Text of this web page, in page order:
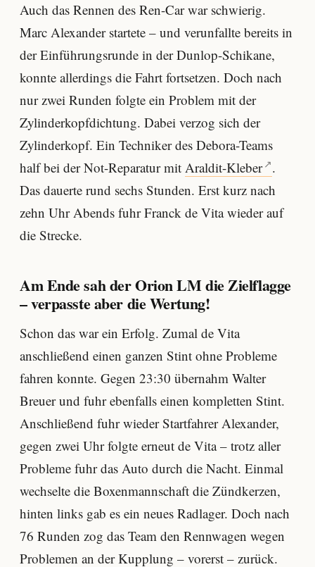
Auch das Rennen des Ren-Car war schwierig.
Marc Alexander startete – und verunfallte bereits in
der Einführungsrunde in der Dunlop-Schikane,
konnte allerdings die Fahrt fortsetzen. Doch nach
nur zwei Runden folgte ein Problem mit der
Zylinderkopfdichtung. Dabei verzog sich der
Zylinderkopf. Ein Techniker des Debora-Teams
half bei der Not-Reparatur mit Araldit-Kleber .
Das dauerte rund sechs Stunden. Erst kurz nach
zehn Uhr Abends fuhr Franck de Vita wieder auf
die Strecke.
Am Ende sah der Orion LM die Zielflagge
– verpasste aber die Wertung!
Schon das war ein Erfolg. Zumal de Vita
anschließend einen ganzen Stint ohne Probleme
fahren konnte. Gegen 23:30 übernahm Walter
Breuer und fuhr ebenfalls einen kompletten Stint.
Anschließend fuhr wieder Startfahrer Alexander,
gegen zwei Uhr folgte erneut de Vita – trotz aller
Probleme fuhr das Auto durch die Nacht. Einmal
wechselte die Boxenmannschaft die Zündkerzen,
hinten links gab es ein neues Radlager. Doch nach
76 Runden zog das Team den Rennwagen wegen
Problemen an der Kupplung – vorerst – zurück.